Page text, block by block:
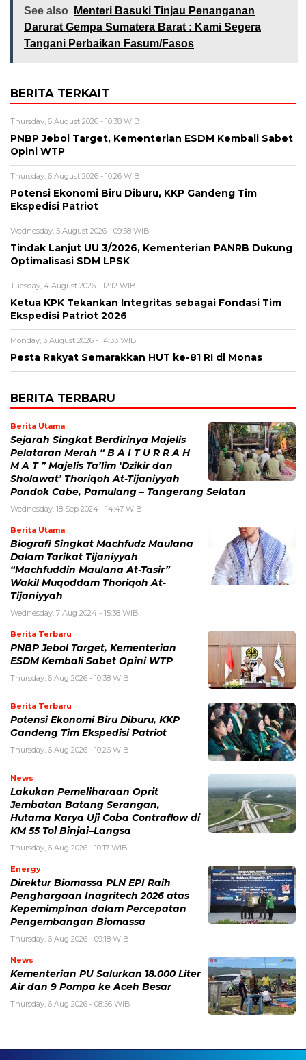
See also
Menteri Basuki Tinjau Penanganan
Darurat Gempa Sumatera Barat : Kami Segera
Tangani Perbaikan Fasum/Fasos
BERITA TERKAIT
Thursday, 6 August 2026 - 10:38 WIB
PNBP Jebol Target, Kementerian ESDM Kembali Sabet
Opini WTP
Thursday, 6 August 2026 - 10:26 WIB
Potensi Ekonomi Biru Diburu, KKP Gandeng Tim
Ekspedisi Patriot
Wednesday, 5 August 2026 - 09:58 WIB
Tindak Lanjut UU 3/2026, Kementerian PANRB Dukung
Optimalisasi SDM LPSK
Tuesday, 4 August 2026 - 12:12 WIB
Ketua KPK Tekankan Integritas sebagai Fondasi Tim
Ekspedisi Patriot 2026
Monday, 3 August 2026 - 14:33 WIB
Pesta Rakyat Semarakkan HUT ke-81 RI di Monas
BERITA TERBARU
Berita Utama
Sejarah Singkat Berdirinya Majelis
Pelataran Merah “ B A I T U R R A H
M A T ” Majelis Ta’lim ‘Dzikir dan
Sholawat’ Thoriqoh At-Tijaniyyah
Pondok Cabe, Pamulang – Tangerang Selatan
Wednesday, 18 Sep 2024 - 14:47 WIB
Berita Utama
Biografi Singkat Machfudz Maulana
Dalam Tarikat Tijaniyyah
“Machfuddin Maulana At-Tasir”
Wakil Muqoddam Thoriqoh At-
Tijaniyyah
Wednesday, 7 Aug 2024 - 15:38 WIB
Berita Terbaru
PNBP Jebol Target, Kementerian
ESDM Kembali Sabet Opini WTP
Thursday, 6 Aug 2026 - 10:38 WIB
Berita Terbaru
Potensi Ekonomi Biru Diburu, KKP
Gandeng Tim Ekspedisi Patriot
Thursday, 6 Aug 2026 - 10:26 WIB
News
Lakukan Pemeliharaan Oprit
Jembatan Batang Serangan,
Hutama Karya Uji Coba Contraflow di
KM 55 Tol Binjai–Langsa
Thursday, 6 Aug 2026 - 10:17 WIB
Energy
Direktur Biomassa PLN EPI Raih
Penghargaan Inagritech 2026 atas
Kepemimpinan dalam Percepatan
Pengembangan Biomassa
Thursday, 6 Aug 2026 - 09:18 WIB
News
Kementerian PU Salurkan 18.000 Liter
Air dan 9 Pompa ke Aceh Besar
Thursday, 6 Aug 2026 - 08:56 WIB